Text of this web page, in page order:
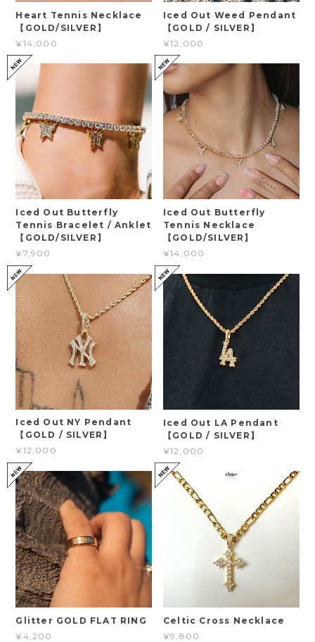
Heart Tennis Necklace
【GOLD/SILVER】
¥14,000
Iced Out Weed Pendant
【GOLD / SILVER】
¥12,000
Iced Out Butterfly
Tennis Bracelet / Anklet
【GOLD/SILVER】
¥7,900
Iced Out Butterfly
Tennis Necklace
【GOLD/SILVER】
¥14,000
Iced Out NY Pendant
【GOLD / SILVER】
¥12,000
Iced Out LA Pendant
【GOLD / SILVER】
¥12,000
Glitter GOLD FLAT RING
¥4,200
Celtic Cross Necklace
¥9,800